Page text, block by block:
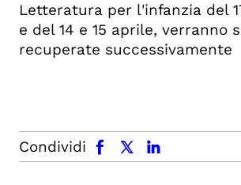
Letteratura per l'infanzia del
e del 14 e 15 aprile, verranno
recuperate successivamente
Condividi
facebook x.com linkedin